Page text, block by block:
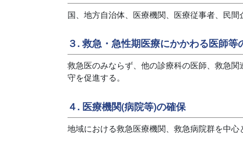
国、地方自治体、医療機関、医療従事者、民
３. 救急・急性期医療にかかわる医師等
救急医のみならず、他の診療科の医師、救急
守を促進する。
４. 医療機関(病院等)の確保
地域における救急医療機関、救急病院群を中